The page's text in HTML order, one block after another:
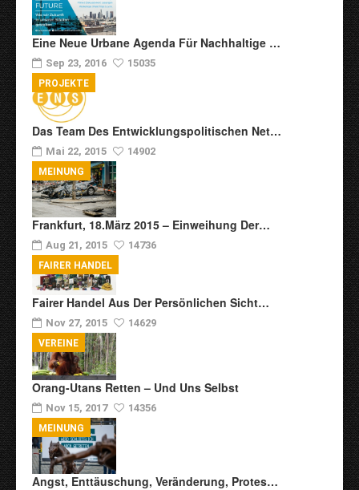
Eine Neue Urbane Agenda Für Nachhaltige …
Sep 23, 2016 15035
Das Team Des Entwicklungspolitischen Net…
Mai 22, 2015 14902
PROJEKTE
Frankfurt, 18.März 2015 – Einweihung Der…
Aug 21, 2015 14736
MEINUNG
Fairer Handel Aus Der Persönlichen Sicht…
Nov 27, 2015 14629
FAIRER HANDEL
Orang-Utans Retten – Und Uns Selbst
Nov 15, 2017 14356
VEREINE
Angst, Enttäuschung, Veränderung, Protes…
MEINUNG